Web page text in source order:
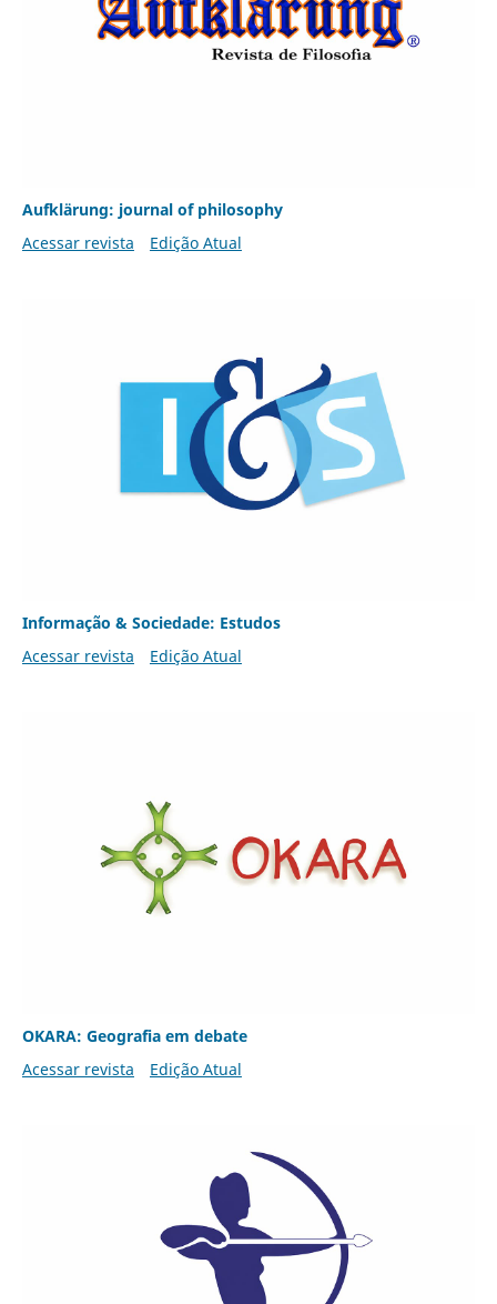
Aufklärung: journal of philosophy
Acessar revista
Edição Atual
Informação & Sociedade: Estudos
Acessar revista
Edição Atual
OKARA: Geografia em debate
Acessar revista
Edição Atual